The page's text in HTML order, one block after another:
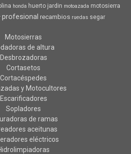
honda huerto jardin motoazada motosierra
profesional recambios ruedas segar
Motosierras
de altura
Desbrozadoras
Cortasetos
Cortacéspedes
y Motocultores
Escarificadores
Sopladores
de ramas
aceitunas
eléctricos